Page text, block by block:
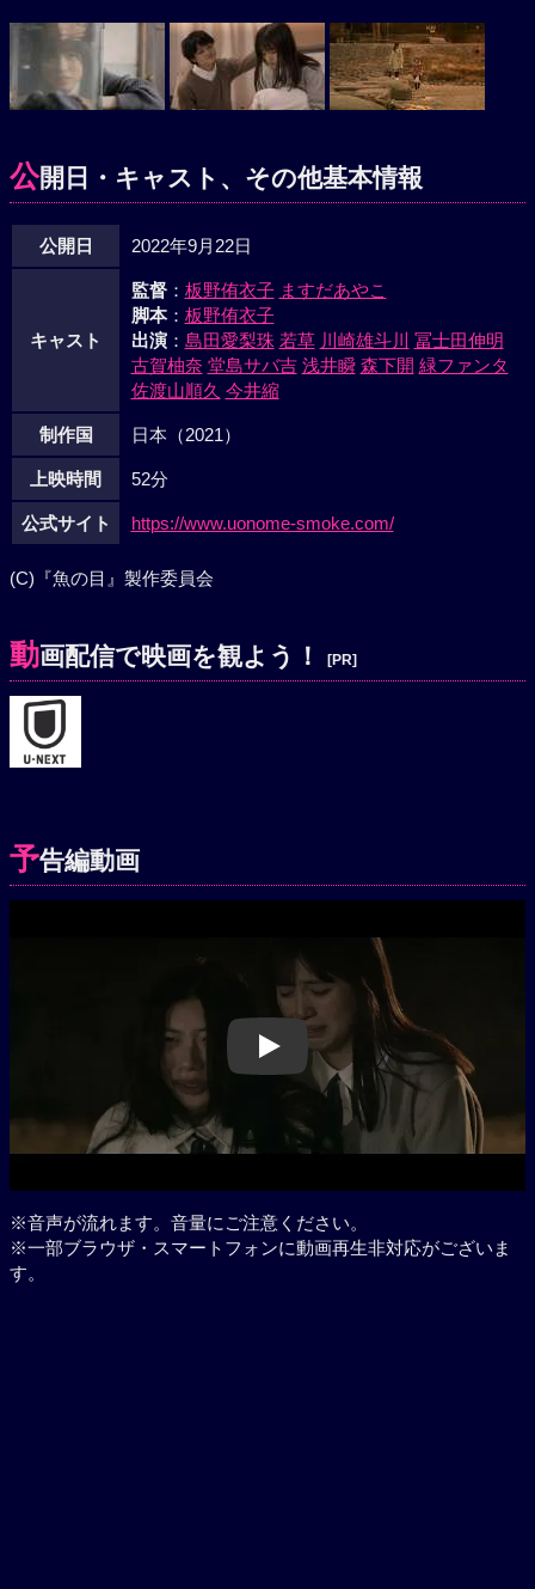
公開日・キャスト、その他基本情報
公開日 2022年9月22日
キャスト
監督： 板野侑衣子 ますだあやこ
脚本： 板野侑衣子
出演： 島田愛梨珠 若草 川崎雄斗川 冨士田伸明
古賀柚奈 堂島サバ吉 浅井瞬 森下開 緑ファンタ
佐渡山順久 今井縮
制作国 日本（2021）
上映時間 52分
公式サイト https://www.uonome-smoke.com/
(C)『魚の目』製作委員会
動画配信で映画を観よう！ [PR]
予告編動画
Play
※音声が流れます。音量にご注意ください。
※一部ブラウザ・スマートフォンに動画再生非対応がございま
す。